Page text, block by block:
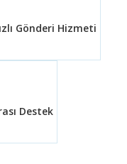
Gönderi Hizmeti
Destek